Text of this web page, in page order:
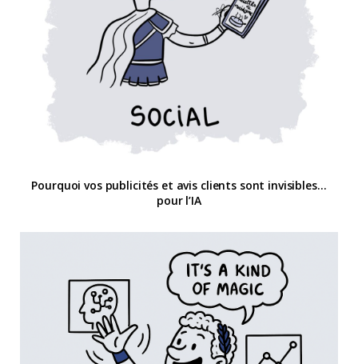
Pourquoi vos publicités et avis clients sont invisibles…
pour l’IA